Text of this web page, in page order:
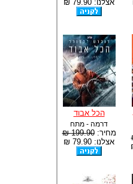
אצלנו: 79.90 ₪
הכל אבוד
דרמה - מתח
מחיר:199.90 ₪
אצלנו: 79.90 ₪